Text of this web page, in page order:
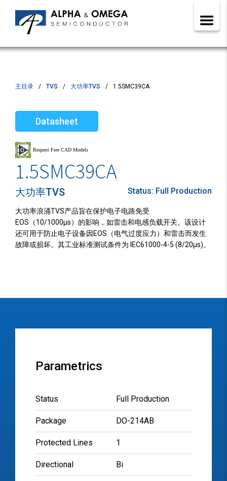
主目录 TVS 大功率TVS 1.5SMC39CA
Datasheet
1.5SMC39CA
大功率TVS Status: Full Production
大功率浪涌TVS产品旨在保护电子电路免受
EOS（10/1000µs）的影响，如雷击和电感负载开关。该设计
还可用于防止电子设备因EOS（电气过度应力）和雷击而发生
故障或损坏。其工业标准测试条件为 IEC61000-4-5 (8/20µs)。
Parametrics
Status Full Production
Package DO-214AB
Protected Lines 1
Directional Bi